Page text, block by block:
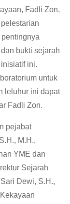
Fadli Zon,
bukti sejarah
ini.
untuk
leluhur ini dapat
Fadli Zon.
pejabat
M.H.,
YME dan
Sejarah
Dewi, S.H.,